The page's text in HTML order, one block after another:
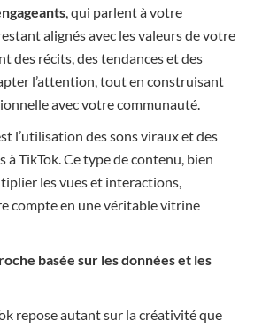
, qui parlent à votre
alignés avec les valeurs de votre
des récits, des tendances et des
l’attention, tout en construisant
avec votre communauté.
l’utilisation des sons viraux et des
à TikTok. Ce type de contenu, bien
les vues et interactions,
compte en une véritable vitrine
basée sur les données et les
repose autant sur la créativité que